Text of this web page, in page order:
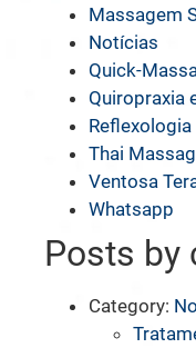
Massagem
Notícias
Quick-
Quiropraxia
Thai
Ventosa
Whatsapp
Posts by
Category: